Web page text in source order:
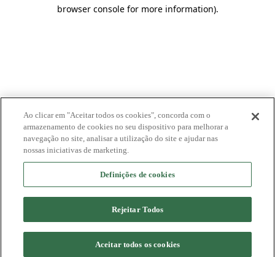
browser consolefor more information).
Ao clicar em "Aceitar todos os cookies", concorda com o
armazenamento de cookies no seu dispositivo para melhorar a
navegação no site, analisar a utilização do site e ajudar nas
nossas iniciativas de marketing.
Definições de cookies
Rejeitar Todos
Aceitar todos os cookies